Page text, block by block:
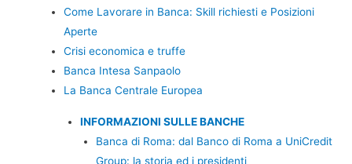
Come Lavorare in Banca: Skill richiesti e Posizioni
Aperte
Crisi economica e truffe
Banca Intesa Sanpaolo
La Banca Centrale Europea
INFORMAZIONI SULLE BANCHE
Banca di Roma: dal Banco di Roma a UniCredit
Group: la storia ed i presidenti